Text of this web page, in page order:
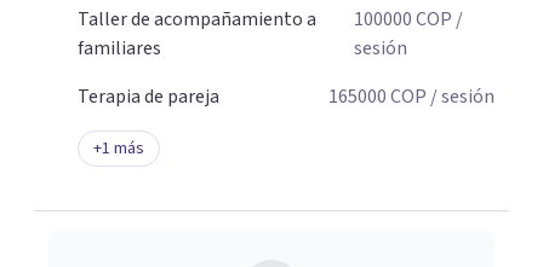
Taller de acompañamiento a
familiares
100000COP /
sesión
Terapia de pareja
165000COP / sesión
+1 más